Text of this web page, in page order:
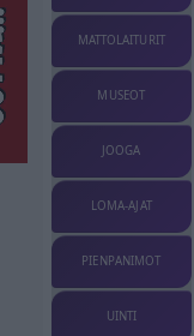
MATTOLAITURIT
MUSEOT
JOOGA
LOMA-AJAT
PIENPANIMOT
UINTI